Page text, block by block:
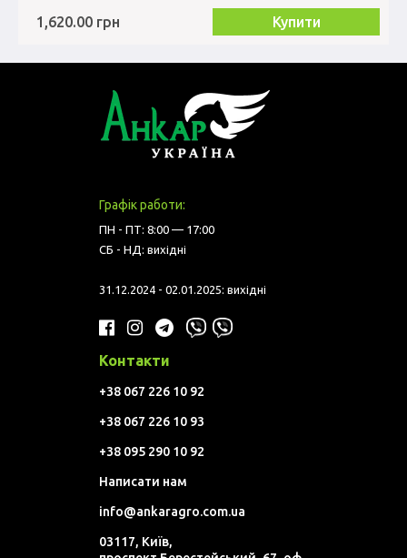
1,620.00 грн Купити
Графік работи:
ПН - ПТ: 8:00 — 17:00
СБ - НД: вихідні
31.12.2024 - 02.01.2025: вихідні
Контакти
+38 067 226 10 92
+38 067 226 10 93
+38 095 290 10 92
Написати нам
info@ankaragro.com.ua
03117, Київ,